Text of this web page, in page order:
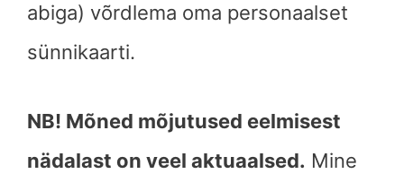
abiga) võrdlema oma personaalset
sünnikaarti.
NB! Mõned mõjutused eelmisest
nädalast on veel aktuaalsed. Mine